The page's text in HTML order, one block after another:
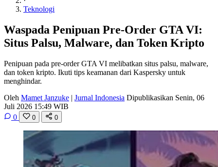
Teknologi
Waspada Penipuan Pre-Order GTA VI:
Situs Palsu, Malware, dan Token Kripto
Penipuan pada pre-order GTA VI melibatkan situs palsu, malware,
dan token kripto. Ikuti tips keamanan dari Kaspersky untuk
menghindar.
Oleh Mamet Janzuke | Jurnal Indonesia Dipublikasikan Senin, 06
Juli 2026 15:49 WIB
0
0 0